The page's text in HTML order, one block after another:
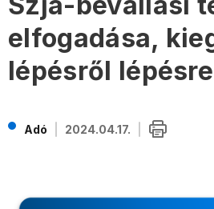
elfogadása,
lépésről lépésre
Adó 2024.04.17.